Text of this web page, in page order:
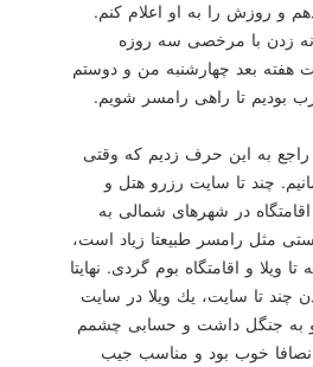
و روزش را به او اعلام كنم.
زدن با مرخصی سه روزه
هفته بعد چهارشنبه من و دوستم
بودیم تا راهی رامسر شویم.
به این حرف زدیم كه وقتی
چند تا سایت رزرو هتل و
در شهرهای شمالی به
مثل رامسر طبیعتا زیاد است،
ویلا و اقامتگاه بوم گردی. نهایتا
چند تا سایت، یك ویلا در سایت
به جنگل داشت و حسابی چشمم
خوب بود و مناسب جیب